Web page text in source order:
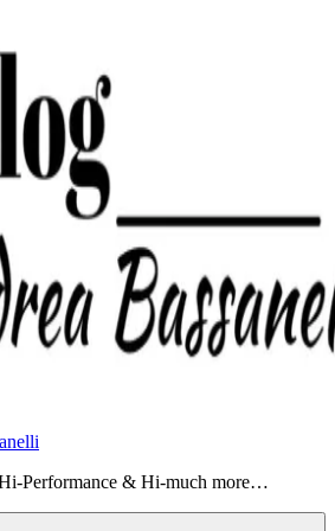
Performance & Hi-much more…